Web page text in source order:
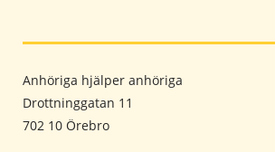
Anhöriga hjälper anhöriga
Drottninggatan 11
702 10 Örebro